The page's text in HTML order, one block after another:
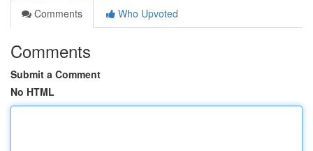
Comments
Who Upvoted
Comments
Submit a Comment
No HTML